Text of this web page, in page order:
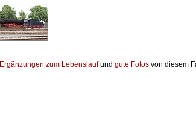
Ergänzungen zum Lebenslaufund gute Fotos von diesem